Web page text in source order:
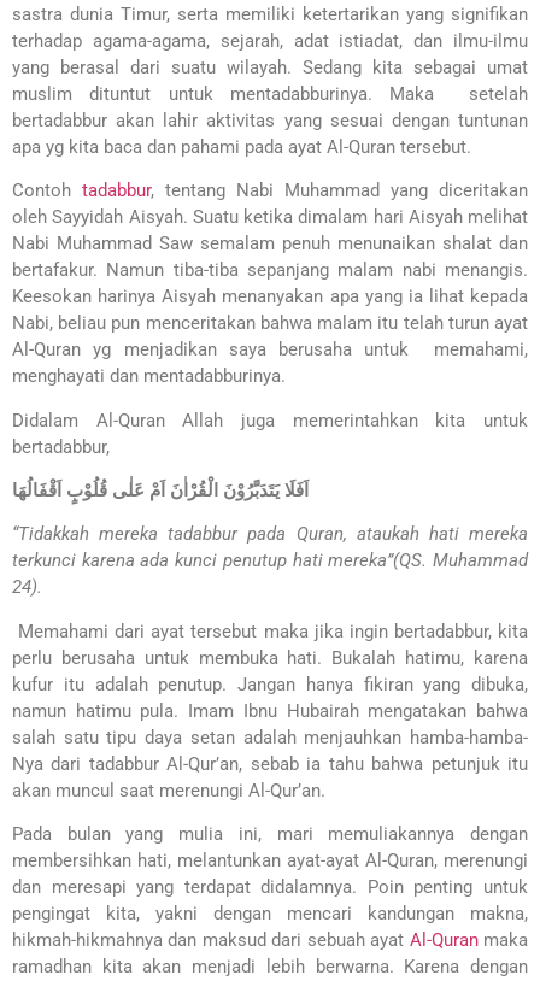
sastra dunia Timur, serta memiliki ketertarikan yang signifikan
terhadap agama-agama, sejarah, adat istiadat, dan ilmu-ilmu
yang berasal dari suatu wilayah. Sedang kita sebagai umat
muslim dituntut untuk mentadabburinya. Maka setelah
bertadabbur akan lahir aktivitas yang sesuai dengan tuntunan
apa yg kita baca dan pahami pada ayat Al-Quran tersebut.
Contoh tadabbur, tentang Nabi Muhammad yang diceritakan
oleh Sayyidah Aisyah. Suatu ketika dimalam hari Aisyah melihat
Nabi Muhammad Saw semalam penuh menunaikan shalat dan
bertafakur. Namun tiba-tiba sepanjang malam nabi menangis.
Keesokan harinya Aisyah menanyakan apa yang ia lihat kepada
Nabi, beliau pun menceritakan bahwa malam itu telah turun ayat
Al-Quran yg menjadikan saya berusaha untuk memahami,
menghayati dan mentadabburinya.
Didalam Al-Quran Allah juga memerintahkan kita untuk
bertadabbur,
اَفَلَا يَتَدَبَّرُوْنَ الْقُرْاٰنَ اَمْ عَلٰى قُلُوْبٍ اَقْفَالُهَا
“Tidakkah mereka tadabbur pada Quran, ataukah hati mereka
terkunci karena ada kunci penutup hati mereka”(QS. Muhammad
24).
Memahami dari ayat tersebut maka jika ingin bertadabbur, kita
perlu berusaha untuk membuka hati. Bukalah hatimu, karena
kufur itu adalah penutup. Jangan hanya fikiran yang dibuka,
namun hatimu pula. Imam Ibnu Hubairah mengatakan bahwa
salah satu tipu daya setan adalah menjauhkan hamba-hamba-
Nya dari tadabbur Al-Qur’an, sebab ia tahu bahwa petunjuk itu
akan muncul saat merenungi Al-Qur’an.
Pada bulan yang mulia ini, mari memuliakannya dengan
membersihkan hati, melantunkan ayat-ayat Al-Quran, merenungi
dan meresapi yang terdapat didalamnya. Poin penting untuk
pengingat kita, yakni dengan mencari kandungan makna,
hikmah-hikmahnya dan maksud dari sebuah ayat Al-Quranmaka
ramadhan kita akan menjadi lebih berwarna. Karena dengan